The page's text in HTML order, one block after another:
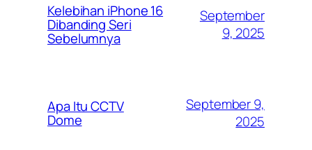
Kelebihan iPhone 16
Dibanding Seri
Sebelumnya
September
9, 2025
Apa Itu CCTV
Dome
September 9,
2025